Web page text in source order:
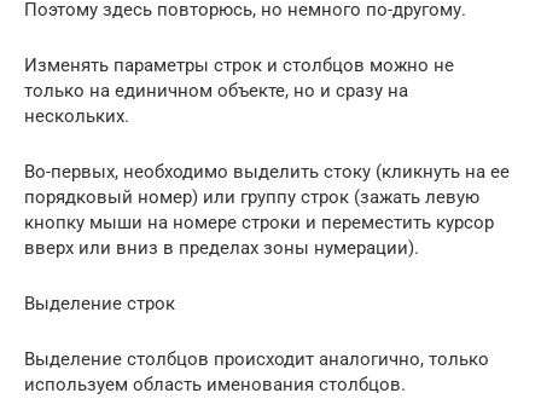
Поэтому здесь повторюсь, но немного по-другому.
Изменять параметры строк и столбцов можно не
только на единичном объекте, но и сразу на
нескольких.
Во-первых, необходимо выделить стоку (кликнуть на ее
порядковый номер) или группу строк (зажать левую
кнопку мыши на номере строки и переместить курсор
вверх или вниз в пределах зоны нумерации).
Выделение строк
Выделение столбцов происходит аналогично, только
используем область именования столбцов.